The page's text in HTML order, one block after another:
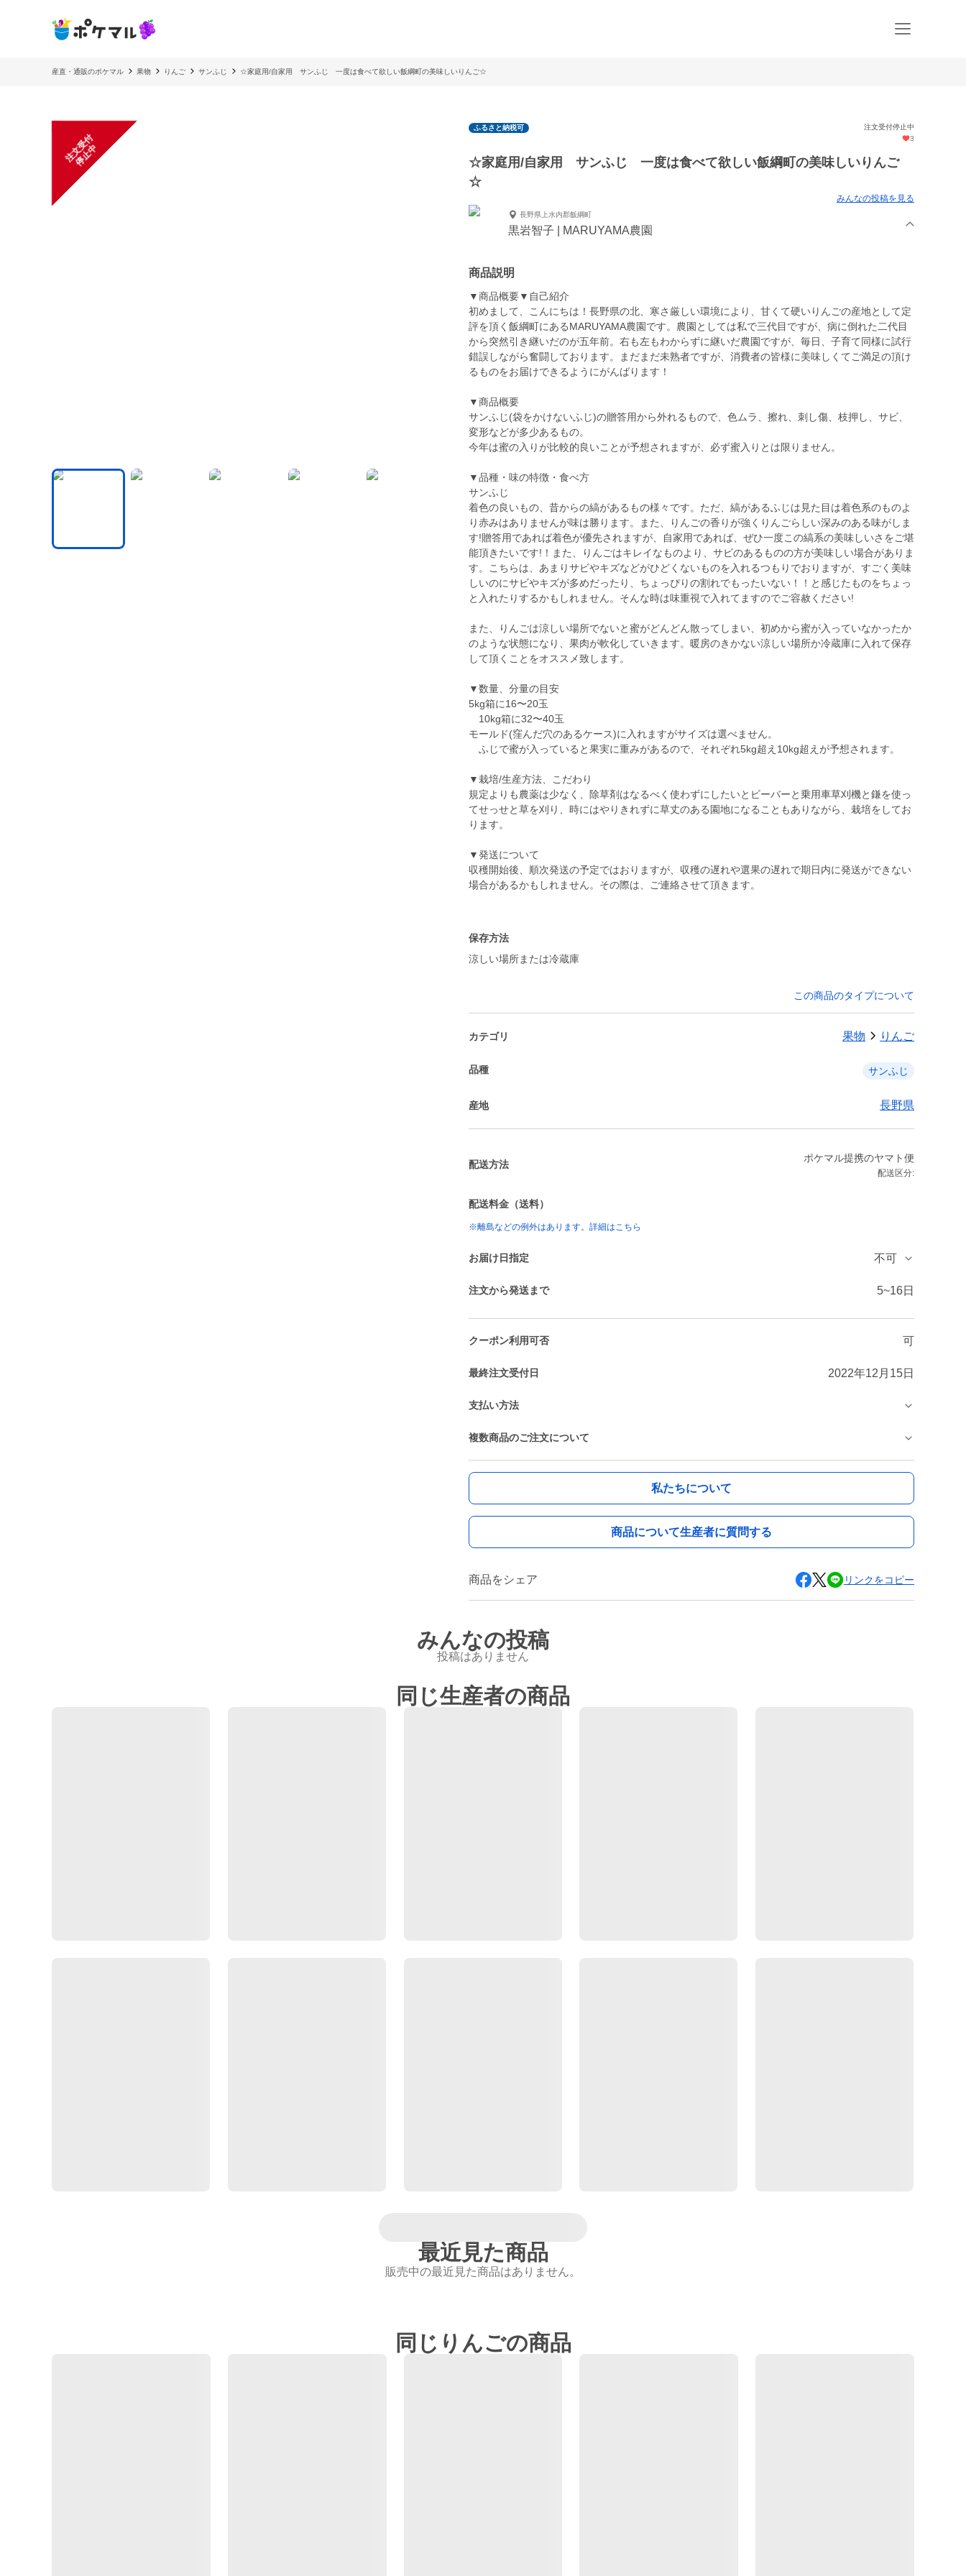
産直・通販のポケマル 果物 りんご サンふじ ☆家庭用/自家用 サンふじ 一度は食べて欲しい飯綱町の美味しいりんご☆
注
文
受
付
停
止
中
ふるさと納税可
注文受付停止中
3
☆家庭用/自家用 サンふじ 一度は食べて欲しい飯綱町の美味しいりんご
☆
みんなの投稿を見る
長野県上水内郡飯綱町
黒岩智子 | MARUYAMA農園
商品説明
▼商品概要▼自己紹介
初めまして、こんにちは！長野県の北、寒さ厳しい環境により、甘くて硬いりんごの産地として定
評を頂く飯綱町にあるMARUYAMA農園です。農園としては私で三代目ですが、病に倒れた二代目
から突然引き継いだのが五年前。右も左もわからずに継いだ農園ですが、毎日、子育て同様に試行
錯誤しながら奮闘しております。まだまだ未熟者ですが、消費者の皆様に美味しくてご満足の頂け
るものをお届けできるようにがんばります！
▼商品概要
サンふじ(袋をかけないふじ)の贈答用から外れるもので、色ムラ、擦れ、刺し傷、枝押し、サビ、
変形などが多少あるもの。
今年は蜜の入りが比較的良いことが予想されますが、必ず蜜入りとは限りません。
▼品種・味の特徴・食べ方
サンふじ
着色の良いもの、昔からの縞があるもの様々です。ただ、縞があるふじは見た目は着色系のものよ
り赤みはありませんが味は勝ります。また、りんごの香りが強くりんごらしい深みのある味がしま
す!贈答用であれば着色が優先されますが、自家用であれば、ぜひ一度この縞系の美味しいさをご堪
能頂きたいです!！また、りんごはキレイなものより、サビのあるものの方が美味しい場合がありま
す。こちらは、あまりサビやキズなどがひどくないものを入れるつもりでおりますが、すごく美味
しいのにサビやキズが多めだったり、ちょっぴりの割れでもったいない！！と感じたものをちょっ
と入れたりするかもしれません。そんな時は味重視で入れてますのでご容赦ください!
また、りんごは涼しい場所でないと蜜がどんどん散ってしまい、初めから蜜が入っていなかったか
のような状態になり、果肉が軟化していきます。暖房のきかない涼しい場所か冷蔵庫に入れて保存
して頂くことをオススメ致します。
▼数量、分量の目安
5kg箱に16〜20玉
10kg箱に32〜40玉
モールド(窪んだ穴のあるケース)に入れますがサイズは選べません。
ふじで蜜が入っていると果実に重みがあるので、それぞれ5kg超え10kg超えが予想されます。
▼栽培/生産方法、こだわり
規定よりも農薬は少なく、除草剤はなるべく使わずにしたいとビーバーと乗用車草刈機と鎌を使っ
てせっせと草を刈り、時にはやりきれずに草丈のある園地になることもありながら、栽培をしてお
ります。
▼発送について
収穫開始後、順次発送の予定ではおりますが、収穫の遅れや選果の遅れで期日内に発送ができない
場合があるかもしれません。その際は、ご連絡させて頂きます。
保存方法
涼しい場所または冷蔵庫
この商品のタイプについて
カテゴリ 果物 りんご
品種 サンふじ
産地 長野県
配送方法
ポケマル提携のヤマト便
配送区分:
配送料金（送料）
※離島などの例外はあります。詳細はこちら
お届け日指定 不可
注文から発送まで 5~16日
クーポン利用可否 可
最終注文受付日 2022年12月15日
支払い方法
複数商品のご注文について
私たちについて
商品について生産者に質問する
商品をシェア リンクをコピー
みんなの投稿
投稿はありません
同じ生産者の商品
最近見た商品
販売中の最近見た商品はありません。
同じりんごの商品